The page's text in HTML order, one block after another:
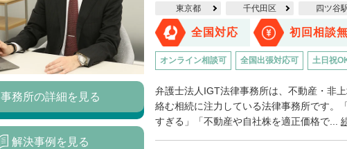
東京都 千代田区 四ツ谷
全国対応 初回相談
オンライン相談可 全国出張対応可 土日祝
弁護士法人IGT法律事務所は、不動産・非
絡む相続に注力している法律事務所です。
すぎる」「不動産や自社株を適正価格で...
事務所の詳細を見る
解決事例を見る